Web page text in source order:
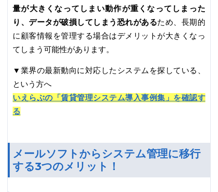
量が大きくなってしまい動作が重くなってしまった
り、データが破損してしまう恐れがあるため、長期的
に顧客情報を管理する場合はデメリットが大きくなっ
てしまう可能性があります。
▼業界の最新動向に対応したシステムを探している、
という方へ
いえらぶの「賃貸管理システム導入事例集」を確認す
る
メールソフトからシステム管理に移行
する3つのメリット！